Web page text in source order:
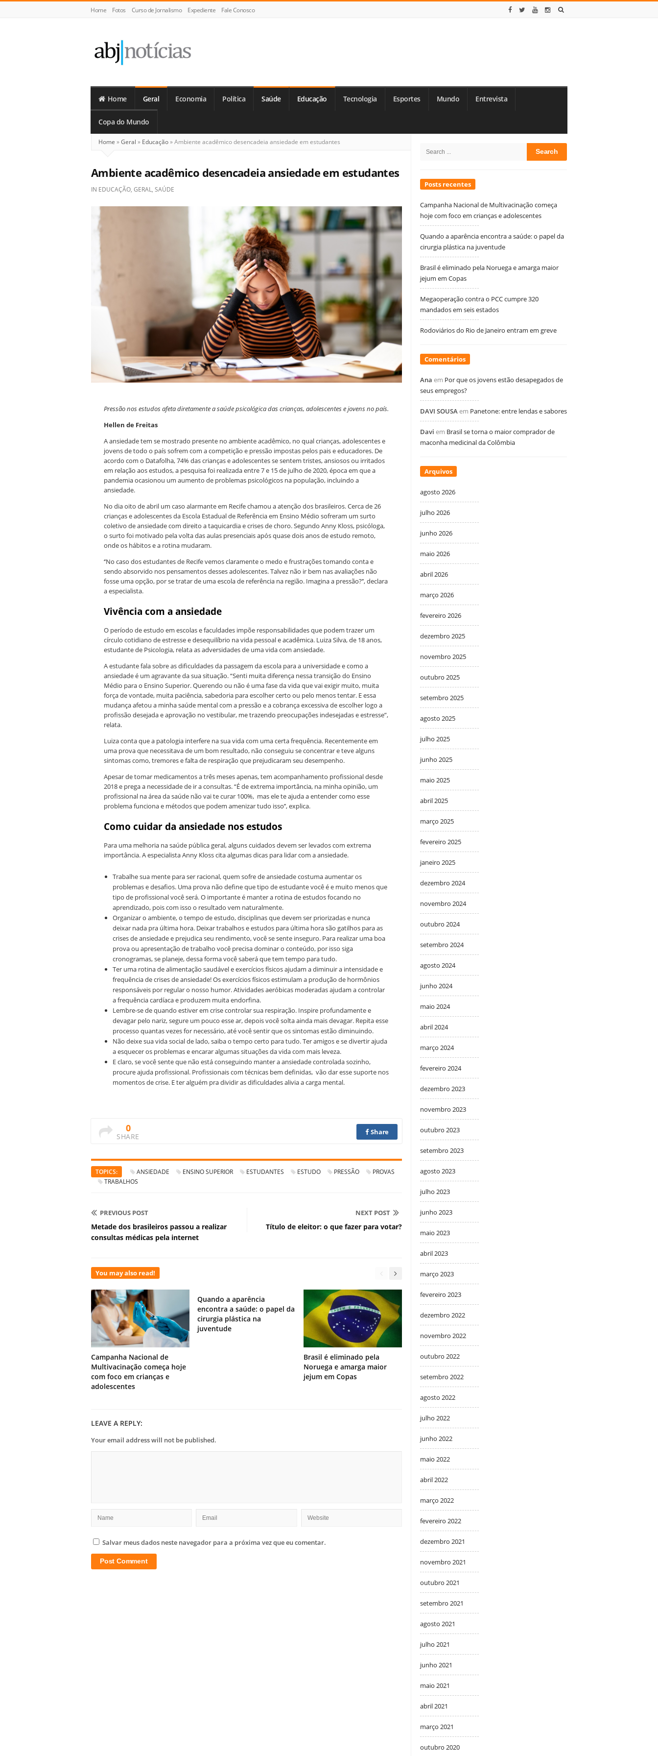
Home Fotos Curso de Jornalismo Expediente Fale Conosco
Notícias
Home Geral Economia Política Saúde Educação Tecnologia Esportes Mundo Entrevista
Copa do Mundo
Home »Geral » Educação»Ambiente acadêmico desencadeia ansiedade em estudantes
Ambiente acadêmico desencadeia ansiedade em estudantes
IN EDUCAÇÃO, GERAL, SAÚDE
Pressão nos estudos afeta diretamente a saúde psicológica das crianças, adolescentes e jovens no país.
Hellen de Freitas
A ansiedade tem se mostrado presente no ambiente acadêmico, no qual crianças, adolescentes e
jovens de todo o país sofrem com a competição e pressão impostas pelos pais e educadores. De
acordo com o Datafolha, 74% das crianças e adolescentes se sentem tristes, ansiosos ou irritados
em relação aos estudos, a pesquisa foi realizada entre 7 e 15 de julho de 2020, época em que a
pandemia ocasionou um aumento de problemas psicológicos na população, incluindo a
ansiedade.
No dia oito de abril um caso alarmante em Recife chamou a atenção dos brasileiros. Cerca de 26
crianças e adolescentes da Escola Estadual de Referência em Ensino Médio sofreram um surto
coletivo de ansiedade com direito a taquicardia e crises de choro. Segundo Anny Kloss, psicóloga,
o surto foi motivado pela volta das aulas presenciais após quase dois anos de estudo remoto,
onde os hábitos e a rotina mudaram.
‘’No caso dos estudantes de Recife vemos claramente o medo e frustrações tomando conta e
sendo absorvido nos pensamentos desses adolescentes. Talvez não ir bem nas avaliações não
fosse uma opção, por se tratar de uma escola de referência na região. Imagina a pressão?’’, declara
a especialista.
Vivência com a ansiedade
O período de estudo em escolas e faculdades impõe responsabilidades que podem trazer um
círculo cotidiano de estresse e desequilíbrio na vida pessoal e acadêmica. Luiza Silva, de 18 anos,
estudante de Psicologia, relata as adversidades de uma vida com ansiedade.
A estudante fala sobre as dificuldades da passagem da escola para a universidade e como a
ansiedade é um agravante da sua situação. “Senti muita diferença nessa transição do Ensino
Médio para o Ensino Superior. Querendo ou não é uma fase da vida que vai exigir muito, muita
força de vontade, muita paciência, sabedoria para escolher certo ou pelo menos tentar. E essa
mudança afetou a minha saúde mental com a pressão e a cobrança excessiva de escolher logo a
profissão desejada e aprovação no vestibular, me trazendo preocupações indesejadas e estresse”,
relata.
Luiza conta que a patologia interfere na sua vida com uma certa frequência. Recentemente em
uma prova que necessitava de um bom resultado, não conseguiu se concentrar e teve alguns
sintomas como, tremores e falta de respiração que prejudicaram seu desempenho.
Apesar de tomar medicamentos a três meses apenas, tem acompanhamento profissional desde
2018 e prega a necessidade de ir a consultas. “É de extrema importância, na minha opinião, um
profissional na área da saúde não vai te curar 100%, mas ele te ajuda a entender como esse
problema funciona e métodos que podem amenizar tudo isso’’, explica.
Como cuidar da ansiedade nos estudos
Para uma melhoria na saúde pública geral, alguns cuidados devem ser levados com extrema
importância. A especialista Anny Kloss cita algumas dicas para lidar com a ansiedade.
Trabalhe sua mente para ser racional, quem sofre de ansiedade costuma aumentar os
problemas e desafios. Uma prova não define que tipo de estudante você é e muito menos que
tipo de profissional você será. O importante é manter a rotina de estudos focando no
aprendizado, pois com isso o resultado vem naturalmente.
Organizar o ambiente, o tempo de estudo, disciplinas que devem ser priorizadas e nunca
deixar nada pra última hora. Deixar trabalhos e estudos para última hora são gatilhos para as
crises de ansiedade e prejudica seu rendimento, você se sente inseguro. Para realizar uma boa
prova ou apresentação de trabalho você precisa dominar o conteúdo, por isso siga
cronogramas, se planeje, dessa forma você saberá que tem tempo para tudo.
Ter uma rotina de alimentação saudável e exercícios físicos ajudam a diminuir a intensidade e
frequência de crises de ansiedade! Os exercícios físicos estimulam a produção de hormônios
responsáveis por regular o nosso humor. Atividades aeróbicas moderadas ajudam a controlar
a frequência cardíaca e produzem muita endorfina.
Lembre-se de quando estiver em crise controlar sua respiração. Inspire profundamente e
devagar pelo nariz, segure um pouco esse ar, depois você solta ainda mais devagar. Repita esse
processo quantas vezes for necessário, até você sentir que os sintomas estão diminuindo.
Não deixe sua vida social de lado, saiba o tempo certo para tudo. Ter amigos e se divertir ajuda
a esquecer os problemas e encarar algumas situações da vida com mais leveza.
E claro, se você sente que não está conseguindo manter a ansiedade controlada sozinho,
procure ajuda profissional. Profissionais com técnicas bem definidas, vão dar esse suporte nos
momentos de crise. E ter alguém pra dividir as dificuldades alivia a carga mental.
0
SHARE
Share
TOPICS: ANSIEDADE ENSINO SUPERIOR ESTUDANTES ESTUDO PRESSÃO
PROVAS
TRABALHOS
PREVIOUS POST
Metade dos brasileiros passou a realizar
consultas médicas pela internet
NEXT POST
Título de eleitor: o que fazer para votar?
You may also read!
Campanha Nacional de
Multivacinação começa hoje
com foco em crianças e
adolescentes
Quando a aparência
encontra a saúde: o papel da
cirurgia plástica na
juventude
Brasil é eliminado pela
Noruega e amarga maior
jejum em Copas
LEAVE A REPLY:
Your email address will not be published.
Salvar meus dados neste navegador para a próxima vez que eu comentar.
Sidebar
Search
Posts recentes
Campanha Nacional de Multivacinação começa
hoje com foco em crianças e adolescentes
Quando a aparência encontra a saúde: o papel da
cirurgia plástica na juventude
Brasil é eliminado pela Noruega e amarga maior
jejum em Copas
Megaoperação contra o PCC cumpre 320
mandados em seis estados
Rodoviários do Rio de Janeiro entram em greve
Comentários
Ana em Por que os jovens estão desapegados de
seus empregos?
DAVI SOUSAem Panetone: entre lendas e sabores
Davi em Brasil se torna o maior comprador de
maconha medicinal da Colômbia
Arquivos
agosto 2026
julho 2026
junho 2026
maio 2026
abril 2026
março 2026
fevereiro 2026
dezembro 2025
novembro 2025
outubro 2025
setembro 2025
agosto 2025
julho 2025
junho 2025
maio 2025
abril 2025
março 2025
fevereiro 2025
janeiro 2025
dezembro 2024
novembro 2024
outubro 2024
setembro 2024
agosto 2024
junho 2024
maio 2024
abril 2024
março 2024
fevereiro 2024
dezembro 2023
novembro 2023
outubro 2023
setembro 2023
agosto 2023
julho 2023
junho 2023
maio 2023
abril 2023
março 2023
fevereiro 2023
dezembro 2022
novembro 2022
outubro 2022
setembro 2022
agosto 2022
julho 2022
junho 2022
maio 2022
abril 2022
março 2022
fevereiro 2022
dezembro 2021
novembro 2021
outubro 2021
setembro 2021
agosto 2021
julho 2021
junho 2021
maio 2021
abril 2021
março 2021
outubro 2020